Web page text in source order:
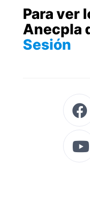
Para ver
Anecpla
Sesión